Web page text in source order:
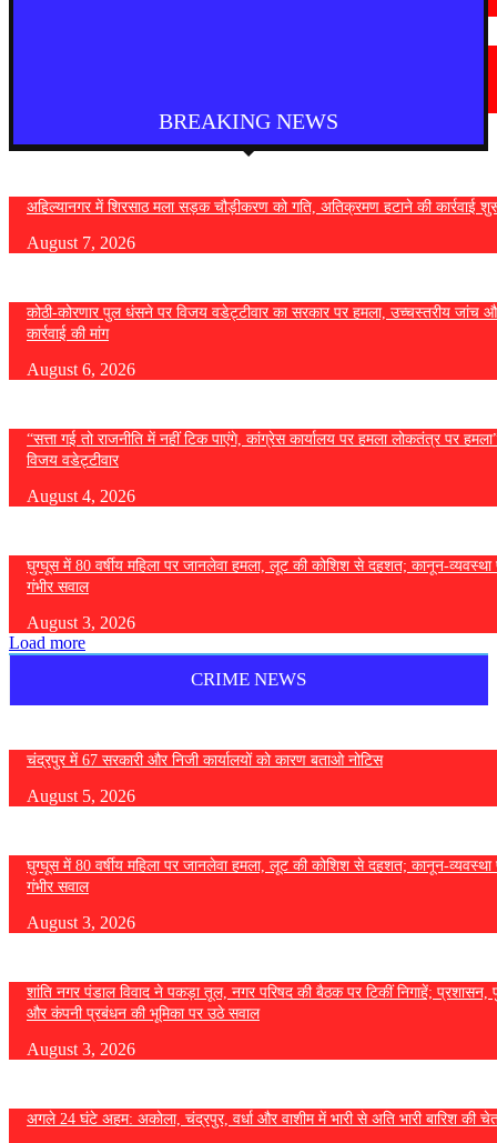
BREAKING NEWS
अहिल्यानगर में शिरसाठ मला सड़क चौड़ीकरण को गति, अतिक्रमण हटाने की कार्रवाई
August 7, 2026
कोठी-कोरणार पुल धंसने पर विजय वडेट्टीवार का सरकार पर हमला, उच्चस्तरीय जांच
कार्रवाई की मांग
August 6, 2026
“सत्ता गई तो राजनीति में नहीं टिक पाएंगे, कांग्रेस कार्यालय पर हमला लोकतंत्र पर
विजय वडेट्टीवार
August 4, 2026
घुग्घूस में 80 वर्षीय महिला पर जानलेवा हमला, लूट की कोशिश से दहशत; कानून-व्यवस्था
गंभीर सवाल
August 3, 2026
Load more
CRIME NEWS
चंद्रपुर में 67 सरकारी और निजी कार्यालयों को कारण बताओ नोटिस
August 5, 2026
घुग्घूस में 80 वर्षीय महिला पर जानलेवा हमला, लूट की कोशिश से दहशत; कानून-व्यवस्था
गंभीर सवाल
August 3, 2026
शांति नगर पंडाल विवाद ने पकड़ा तूल, नगर परिषद की बैठक पर टिकीं निगाहें; प्रशासन,
और कंपनी प्रबंधन की भूमिका पर उठे सवाल
August 3, 2026
अगले 24 घंटे अहम: अकोला, चंद्रपुर, वर्धा और वाशीम में भारी से अति भारी बारिश की